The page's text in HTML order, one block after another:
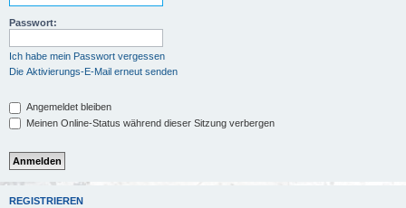
Passwort:
Ich habe mein Passwort vergessen
Die Aktivierungs-E-Mail erneut senden
Angemeldet bleiben
Meinen Online-Status während dieser Sitzung verbergen
REGISTRIEREN